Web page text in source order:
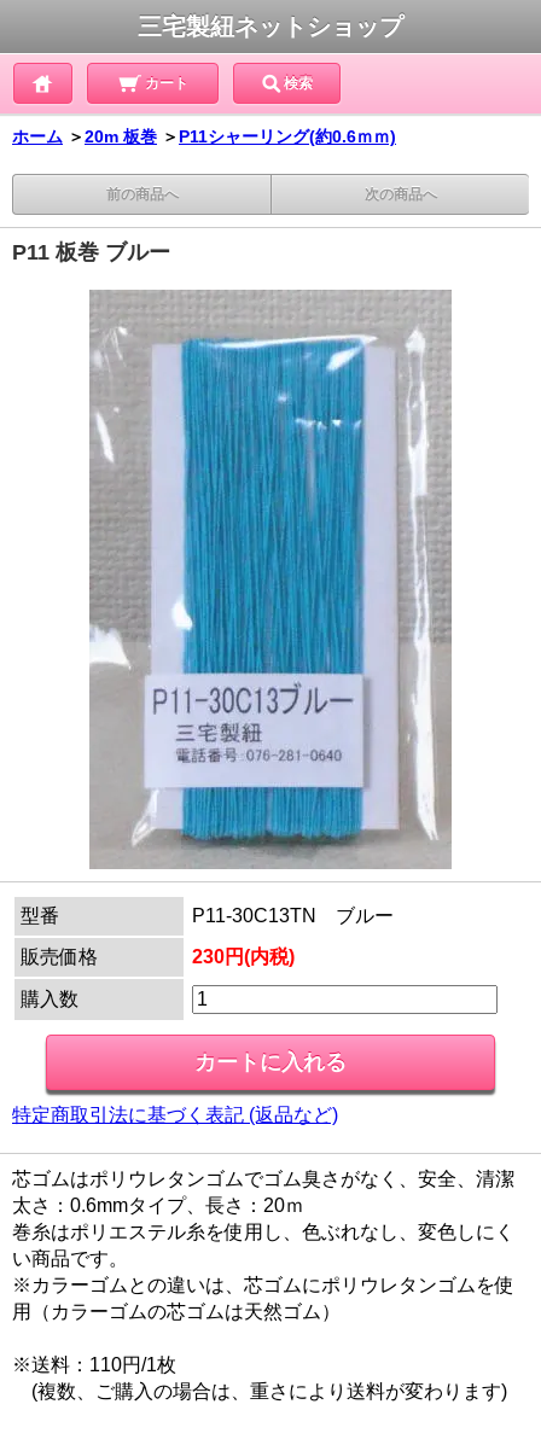
三宅製紐ネットショップ
カート 検索
ホーム ＞20m 板巻 ＞ P11シャーリング(約0.6ｍｍ)
前の商品へ 次の商品へ
P11 板巻 ブルー
型番
P11-30C13TN ブルー
販売価格
230円(内税)
購入数
特定商取引法に基づく表記 (返品など)
芯ゴムはポリウレタンゴムでゴム臭さがなく、安全、清潔
太さ：0.6mmタイプ、長さ：20ｍ
巻糸はポリエステル糸を使用し、色ぶれなし、変色しにく
い商品です。
※カラーゴムとの違いは、芯ゴムにポリウレタンゴムを使
用（カラーゴムの芯ゴムは天然ゴム）
※送料：110円/1枚
(複数、ご購入の場合は、重さにより送料が変わります)